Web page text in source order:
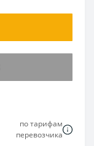
по тарифам
перевозчика